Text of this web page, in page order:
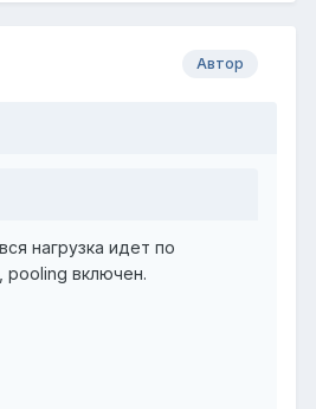
Автор
нагрузка идет по
pooling включен.